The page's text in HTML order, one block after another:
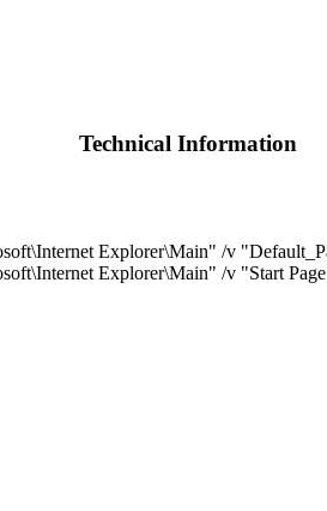
Technical Information
Explorer\Main" /v
Explorer\Main" /v "Start